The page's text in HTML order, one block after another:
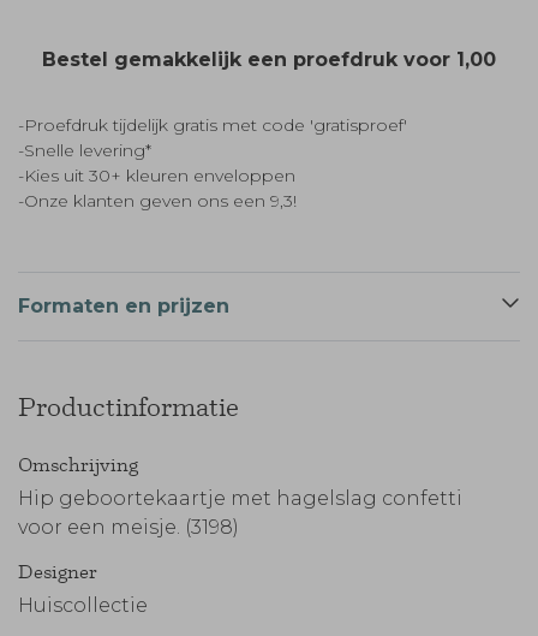
Bestel gemakkelijk een proefdruk voor 1,00
-Proefdruk tijdelijk gratis met code 'gratisproef'
-Snelle levering*
-Kies uit 30+ kleuren enveloppen
-Onze klanten geven ons een 9,3!
Formaten en prijzen
Productinformatie
Omschrijving
Hip geboortekaartje met hagelslag confetti
voor een meisje. (3198)
Designer
Huiscollectie